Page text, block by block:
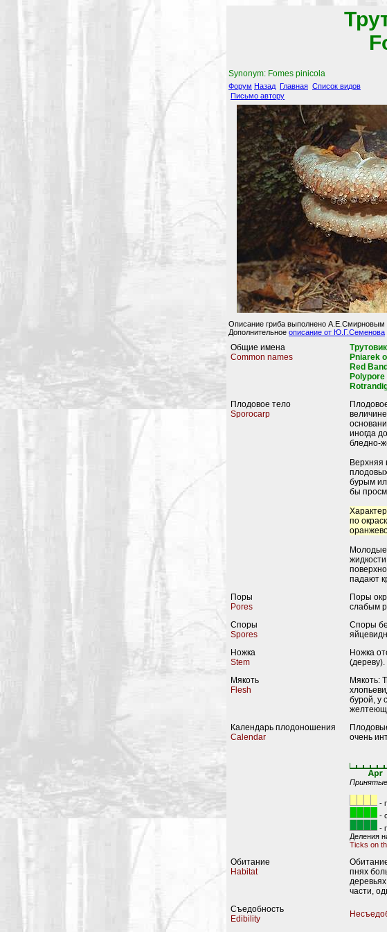
Synonym: Fomes pinicola
Форум Назад Главная Список видов
Письмо автору
Описание гриба выполнено А.Е.Смирновым
Дополнительное описание от Ю.Г.Семенова
Общие имена
Common names
Pniarek
Red
Плодовое тело
Sporocarp
иногда
бледно-
Верхняя
бурым
бы
по
Молодые
падают
Поры
Pores
Поры
слабым
Споры
Spores
Споры
Ножка
Stem
Ножка
(дереву).
Мякоть
Flesh
Мякоть:
бурой, у
Календарь плодоношения
Calendar
очень
Принятые
-
-
-
Деления
Ticks on
Обитание
Habitat
пнях
части,
Съедобность
Edibility